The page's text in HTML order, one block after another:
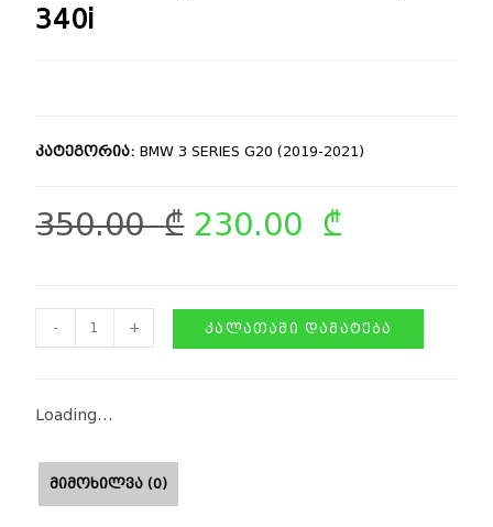
340i
კატეგორია:BMW 3 SERIES G20 (2019-2021)
350.00₾ 230.00 ₾
- + ᲙᲐᲚᲐᲗᲐᲨᲘ ᲓᲐᲛᲐᲢᲔᲑᲐ
Loading...
ᲛᲘᲛᲝᲮᲘᲚᲕᲐ (0)